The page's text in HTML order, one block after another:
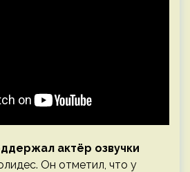
актёр озвучки
Он отметил, что у